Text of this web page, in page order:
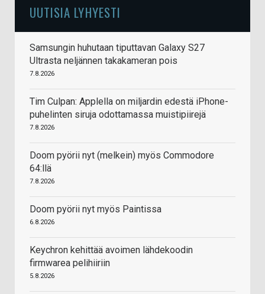
UUTISIA LYHYESTI
Samsungin huhutaan tiputtavan Galaxy S27
Ultrasta neljännen takakameran pois
7.8.2026
Tim Culpan: Applella on miljardin edestä iPhone-
puhelinten siruja odottamassa muistipiirejä
7.8.2026
Doom pyörii nyt (melkein) myös Commodore
64:llä
7.8.2026
Doom pyörii nyt myös Paintissa
6.8.2026
Keychron kehittää avoimen lähdekoodin
firmwarea pelihiiriin
5.8.2026